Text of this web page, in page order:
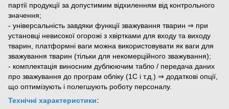
партії продукції за допустимим відхиленням від контрольного
значення;
- універсальність завдяки функції зважування тварин ⇒ при
установці невисокої огорожі з хвіртками для входу та виходу
тварин, платформні ваги можна використовувати як ваги для
зважування тварин (тільки для некомерційного зважування);
- комплектація виносним дублюючим табло / передача даних
про зважування до програм обліку (1С і т.д.) ⇒ додаткові опції,
що оптимізують і полегшують роботу персоналу.
Технічні характеристики: